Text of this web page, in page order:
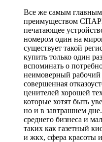
Все же самым
преимуществом
печатающее
номером один на
существует такой
купить только один
вспоминать о
неимоверный рабочий
совершенная
ценителей хорошей
которые хотят быть
но и в завтрашнем
среднего бизнеса и
таких как газетный
и жкх, сфера красоты